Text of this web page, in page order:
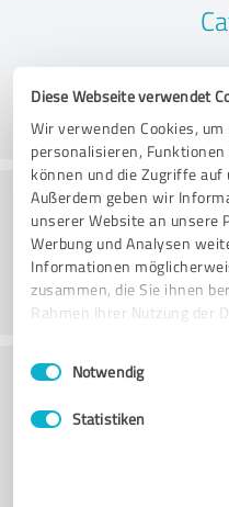
Diese Webseite verwendet
Wir verwenden Cookies,
personalisieren,
können und die Zugriffe
Außerdem geben wir
unserer Website an unsere
Werbung und Analysen
Informationen
zusammen, die Sie ihnen
Rahmen Ihrer Nutzung der
Impressum
Einwilligungsauswahl
Notwendig
Statistiken